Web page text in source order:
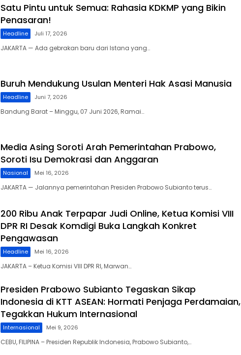
Satu Pintu untuk Semua: Rahasia KDKMP yang Bikin
Penasaran!
Headline Juli 17, 2026
JAKARTA — Ada gebrakan baru dari Istana yang…
Buruh Mendukung Usulan Menteri Hak Asasi Manusia
Headline Juni 7, 2026
Bandung Barat – Minggu, 07 Juni 2026, Ramai…
Media Asing Soroti Arah Pemerintahan Prabowo,
Soroti Isu Demokrasi dan Anggaran
Nasional Mei 16, 2026
JAKARTA — Jalannya pemerintahan Presiden Prabowo Subianto terus…
200 Ribu Anak Terpapar Judi Online, Ketua Komisi VIII
DPR RI Desak Komdigi Buka Langkah Konkret
Pengawasan
Headline Mei 16, 2026
JAKARTA – Ketua Komisi VIII DPR RI, Marwan…
Presiden Prabowo Subianto Tegaskan Sikap
Indonesia di KTT ASEAN: Hormati Penjaga Perdamaian,
Tegakkan Hukum Internasional
Internasional Mei 9, 2026
CEBU, FILIPINA – Presiden Republik Indonesia, Prabowo Subianto,…